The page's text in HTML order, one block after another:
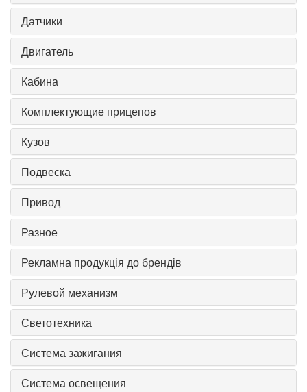
Датчики
Двигатель
Кабина
Комплектующие прицепов
Кузов
Подвеска
Привод
Разное
Рекламна продукція до брендів
Рулевой механизм
Светотехника
Система зажигания
Система освещения